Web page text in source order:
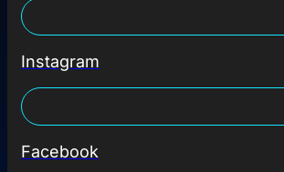
Instagram
Facebook